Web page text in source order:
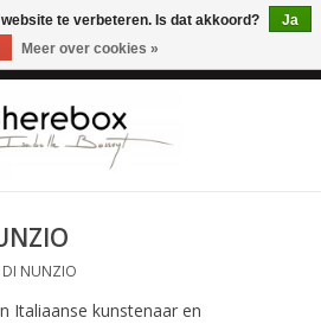
NUNZIO
Italiaanse kunstenaar en
te verbeteren. Is dat akkoord?
Ja
Meer over cookies »
MEUBELEN & KUNST – GRATIS